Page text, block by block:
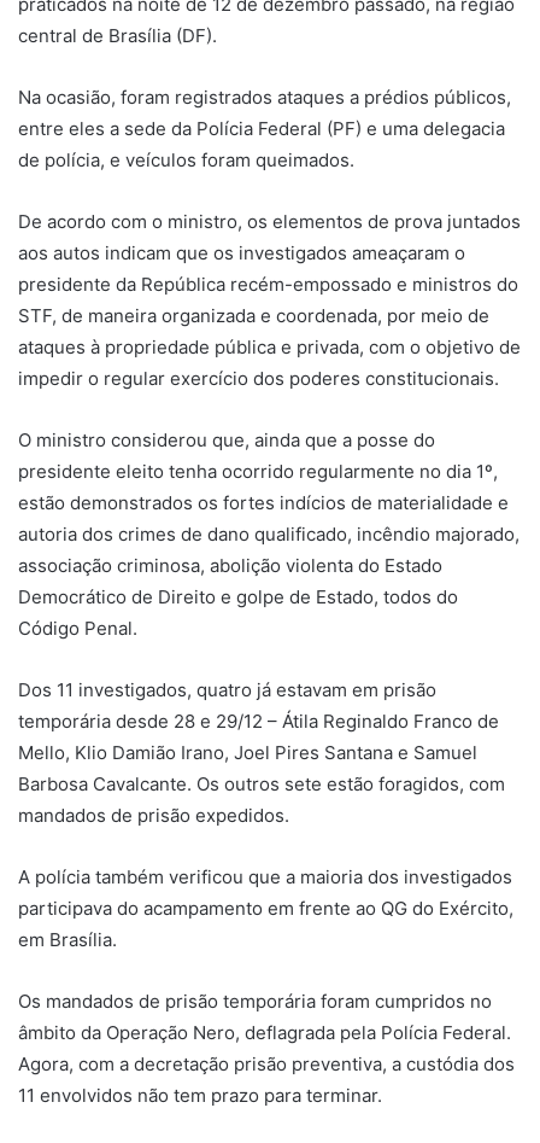
central de Brasília (DF).
Na ocasião, foram registrados ataques a prédios públicos,
entre eles a sede da Polícia Federal (PF) e uma delegacia
de polícia, e veículos foram queimados.
De acordo com o ministro, os elementos de prova juntados
aos autos indicam que os investigados ameaçaram o
presidente da República recém-empossado e ministros do
STF, de maneira organizada e coordenada, por meio de
ataques à propriedade pública e privada, com o objetivo de
impedir o regular exercício dos poderes constitucionais.
O ministro considerou que, ainda que a posse do
presidente eleito tenha ocorrido regularmente no dia 1º,
estão demonstrados os fortes indícios de materialidade e
autoria dos crimes de dano qualificado, incêndio majorado,
associação criminosa, abolição violenta do Estado
Democrático de Direito e golpe de Estado, todos do
Código Penal.
Dos 11 investigados, quatro já estavam em prisão
temporária desde 28 e 29/12 – Átila Reginaldo Franco de
Mello, Klio Damião Irano, Joel Pires Santana e Samuel
Barbosa Cavalcante. Os outros sete estão foragidos, com
mandados de prisão expedidos.
A polícia também verificou que a maioria dos investigados
participava do acampamento em frente ao QG do Exército,
em Brasília.
Os mandados de prisão temporária foram cumpridos no
âmbito da Operação Nero, deflagrada pela Polícia Federal.
Agora, com a decretação prisão preventiva, a custódia dos
11 envolvidos não tem prazo para terminar.